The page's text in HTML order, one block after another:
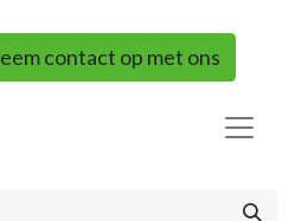
contact op met ons